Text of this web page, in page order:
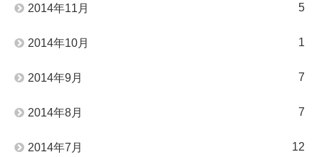
2014年11月 5
2014年10月 1
2014年9月 7
2014年8月 7
2014年7月 12